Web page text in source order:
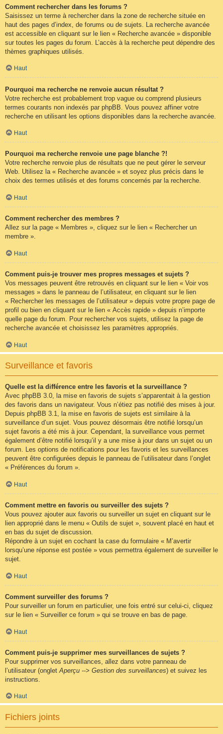
Comment rechercher dans les forums ?
Saisissez un terme à rechercher dans la zone de recherche située en
haut des pages d’index, de forums ou de sujets. La recherche avancée
est accessible en cliquant sur le lien « Recherche avancée » disponible
sur toutes les pages du forum. L’accès à la recherche peut dépendre des
thèmes graphiques utilisés.
Haut
Pourquoi ma recherche ne renvoie aucun résultat ?
Votre recherche est probablement trop vague ou comprend plusieurs
termes courants non indexés par phpBB. Vous pouvez affiner votre
recherche en utilisant les options disponibles dans la recherche avancée.
Haut
Pourquoi ma recherche renvoie une page blanche ?!
Votre recherche renvoie plus de résultats que ne peut gérer le serveur
Web. Utilisez la « Recherche avancée » et soyez plus précis dans le
choix des termes utilisés et des forums concernés par la recherche.
Haut
Comment rechercher des membres ?
Allez sur la page « Membres », cliquez sur le lien « Rechercher un
membre ».
Haut
Comment puis-je trouver mes propres messages et sujets ?
Vos messages peuvent être retrouvés en cliquant sur le lien « Voir vos
messages » dans le panneau de l’utilisateur, en cliquant sur le lien
« Rechercher les messages de l’utilisateur » depuis votre propre page de
profil ou bien en cliquant sur le lien « Accès rapide » depuis n’importe
quelle page du forum. Pour rechercher vos sujets, utilisez la page de
recherche avancée et choisissez les paramètres appropriés.
Haut
Surveillance et favoris
Quelle est la différence entre les favoris et la surveillance ?
Avec phpBB 3.0, la mise en favoris de sujets s’apparentait à la gestion
des favoris dans un navigateur. Vous n’étiez pas notifié des mises à jour.
Depuis phpBB 3.1, la mise en favoris de sujets est similaire à la
surveillance d’un sujet. Vous pouvez désormais être notifié lorsqu’un
sujet favoris a été mis à jour. Cependant, la surveillance vous permet
également d’être notifié lorsqu’il y a une mise à jour dans un sujet ou un
forum. Les options de notifications pour les favoris et les surveillances
peuvent être configurées depuis le panneau de l’utilisateur dans l’onglet
« Préférences du forum ».
Haut
Comment mettre en favoris ou surveiller des sujets ?
Vous pouvez ajouter aux favoris ou surveiller un sujet en cliquant sur le
lien approprié dans le menu « Outils de sujet », souvent placé en haut et
en bas du sujet de discussion.
Répondre à un sujet en cochant la case du formulaire « M’avertir
lorsqu’une réponse est postée » vous permettra également de surveiller le
sujet.
Haut
Comment surveiller des forums ?
Pour surveiller un forum en particulier, une fois entré sur celui-ci, cliquez
sur le lien « Surveiller ce forum » qui se trouve en bas de page.
Haut
Comment puis-je supprimer mes surveillances de sujets ?
Pour supprimer vos surveillances, allez dans votre panneau de
l’utilisateur (onglet Aperçu --> Gestion des surveillances) et suivez les
instructions.
Haut
Fichiers joints